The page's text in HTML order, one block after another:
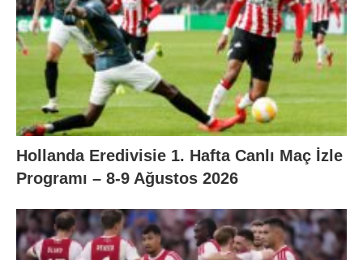
Hollanda Eredivisie 1. Hafta Canlı Maç İzle
Programı – 8-9 Ağustos 2026